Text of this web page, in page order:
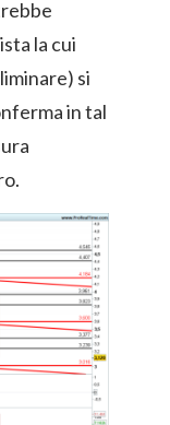
la cui
si
in tal